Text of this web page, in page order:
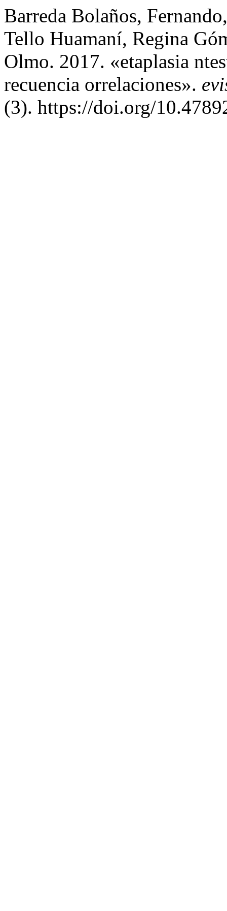
Barreda Bolaños,
Tello Huamaní, Regina
Olmo. 2017. «etaplasia
recuencia orrelaciones».
(3). https://doi.org/